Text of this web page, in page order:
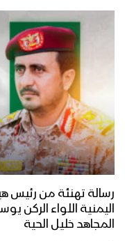
رسالة تهنئة من رئيس
اليمنية اللواء
المجاهد خليل الحية